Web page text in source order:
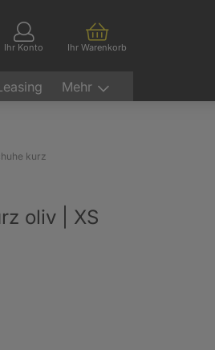
Ihr Konto Ihr Warenkorb
Mehr
kurz
oliv | XS